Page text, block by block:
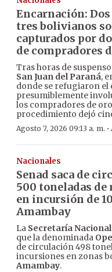
Encarnación:
tres bolivianos
capturados por
de compradores
Tras horas de
San Juan del Paraná,
donde se refugiaron el
presumiblemente
los compradores de
procedimiento dejó
Agosto 7, 2026 09:13 a. m. ·
Nacionales
Senad saca de
500 toneladas de
en incursión de
Amambay
La Secretaría
que la denominada
de circulación 498
incursiones en zonas
Amambay.